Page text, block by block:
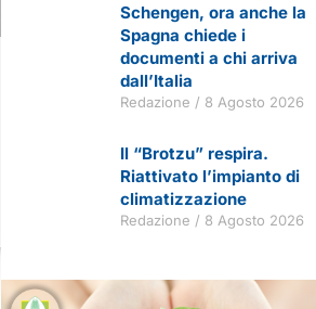
Schengen, ora anche la
Spagna chiede i
documenti a chi arriva
dall’Italia
Redazione 8 Agosto 2026
Il “Brotzu” respira.
Riattivato l’impianto di
climatizzazione
Redazione 8 Agosto 2026